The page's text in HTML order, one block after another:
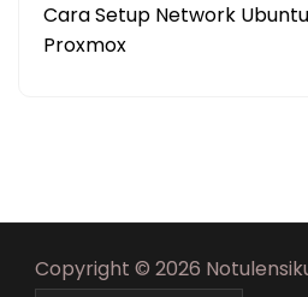
Cara Setup Network
Proxmox
Copyright © 2026